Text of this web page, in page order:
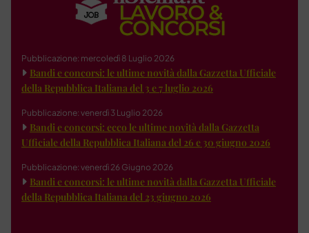
Pubblicazione: mercoledì 8 Luglio 2026
Bandi e concorsi: le ultime novità dalla Gazzetta Ufficiale
della Repubblica Italiana del 3 e 7 luglio 2026
Pubblicazione: venerdì 3 Luglio 2026
Bandi e concorsi: ecco le ultime novità dalla Gazzetta
Ufficiale della Repubblica Italiana del 26 e 30 giugno 2026
Pubblicazione: venerdì 26 Giugno 2026
Bandi e concorsi: le ultime novità dalla Gazzetta Ufficiale
della Repubblica Italiana del 23 giugno 2026